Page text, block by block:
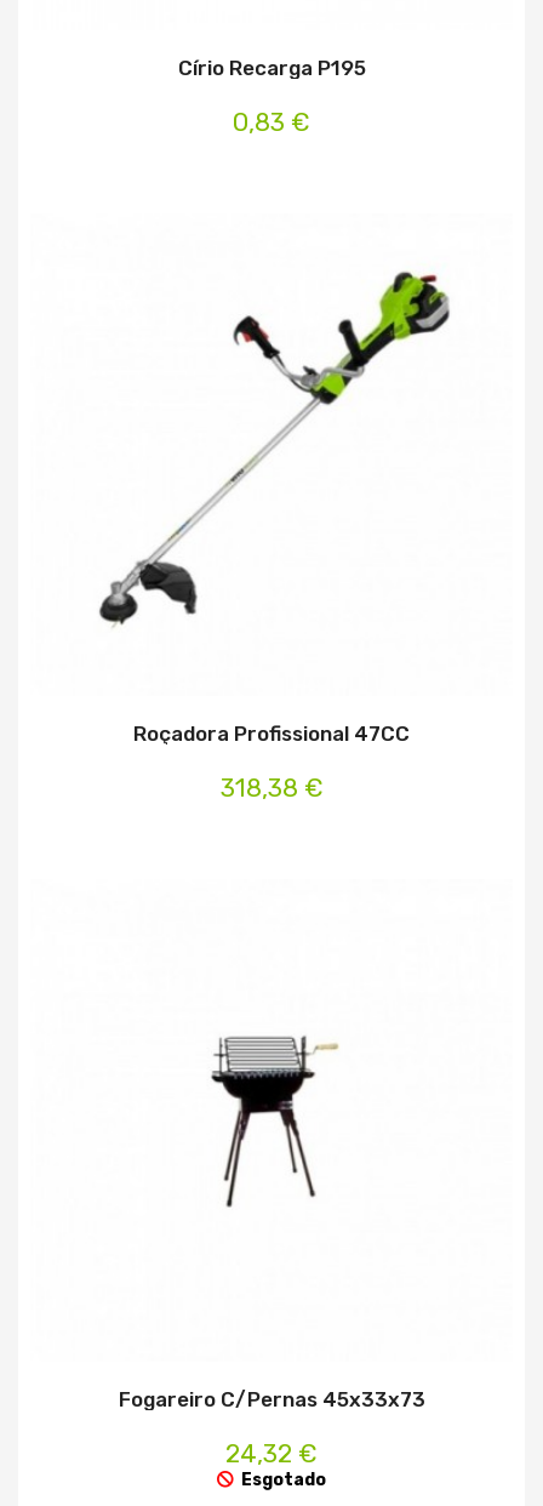
Círio Recarga P195
0,83 €
Roçadora Profissional 47CC
318,38 €
Fogareiro C/Pernas 45x33x73
24,32 €
Esgotado